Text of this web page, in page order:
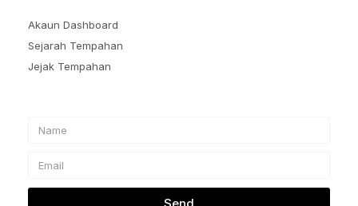
Akaun Dashboard
Sejarah Tempahan
Jejak Tempahan
Name
Email